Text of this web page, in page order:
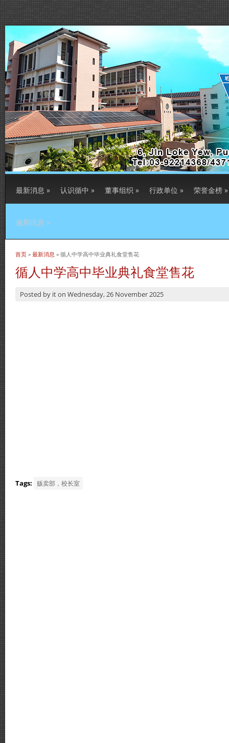
最新消息 » 认识循中 » 董事组织 » 行政单位 » 荣誉金榜 »
逾期讯息 »
当前位置
首页 » 最新消息 » 循人中学高中毕业典礼食堂售花
循人中学高中毕业典礼食堂售花
Posted by iton Wednesday, 26 November 2025
Tags: 贩卖部，校长室